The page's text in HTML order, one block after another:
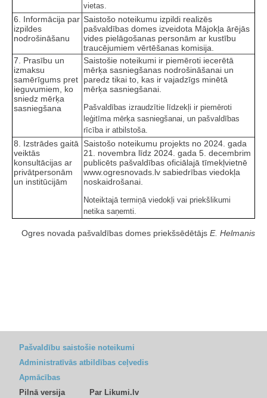
vietas.
6. Informācija par
izpildes
nodrošināšanu
Saistošo noteikumu izpildi realizēs
pašvaldības domes izveidota Mājokļa ārējās
vides pielāgošanas personām ar kustību
traucējumiem vērtēšanas komisija.
7. Prasību un
izmaksu
samērīgums pret
ieguvumiem, ko
sniedz mērķa
sasniegšana
Saistošie noteikumi ir piemēroti iecerētā
mērķa sasniegšanas nodrošināšanai un
paredz tikai to, kas ir vajadzīgs minētā
mērķa sasniegšanai.
Pašvaldības izraudzītie līdzekļi ir piemēroti
leģitīma mērķa sasniegšanai, un pašvaldības
rīcība ir atbilstoša.
8. Izstrādes gaitā
veiktās
konsultācijas ar
privātpersonām
un institūcijām
Saistošo noteikumu projekts no 2024. gada
21. novembra līdz 2024. gada 5. decembrim
publicēts pašvaldības oficiālajā tīmekļvietnē
www.ogresnovads.lv sabiedrības viedokļa
noskaidrošanai.
Noteiktajā termiņā viedokļi vai priekšlikumi
netika saņemti.
Ogres novada pašvaldības domes priekšsēdētājs E. Helmanis
Pašvaldību saistošie noteikumi
Administratīvās atbildības ceļvedis
Apmācības
Pilnā versija
Par Likumi.lv